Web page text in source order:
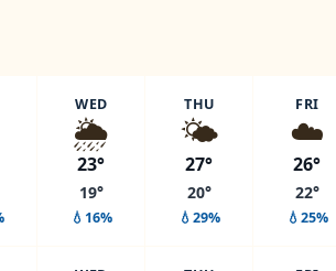
WED
🌦️
23°
19°
💧16%
THU
🌤️
27°
20°
💧29%
FRI
☁️
26°
22°
💧25%